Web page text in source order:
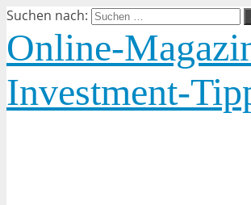
Suchen nach:
Online-
Investment-